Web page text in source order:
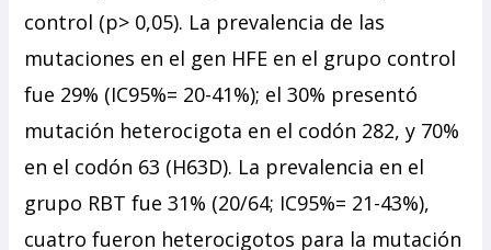
control (p> 0,05). La prevalencia de las
mutaciones en el gen HFE en el grupo control
fue 29% (IC95%= 20-41%); el 30% presentó
mutación heterocigota en el codón 282, y 70%
en el codón 63 (H63D). La prevalencia en el
grupo RBT fue 31% (20/64; IC95%= 21-43%),
cuatro fueron heterocigotos para la mutación